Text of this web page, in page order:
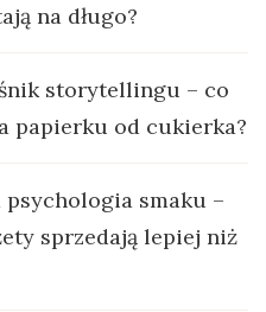
na długo?
storytellingu – co
papierku od cukierka?
smaku –
sprzedają lepiej niż